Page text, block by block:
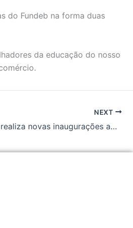
do Fundeb na forma duas
da educação do nosso
NEXT
Prefeitura de União dos Palmares realiza novas inaugurações ambientais na zona rural nesta sexta-feira (07).